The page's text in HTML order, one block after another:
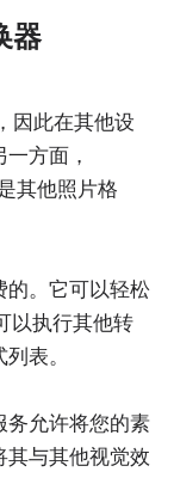
器
因此在其他设
方面，
其他照片格
的。它可以轻松
以执行其他转
表。
务允许将您的素
其与其他视觉效